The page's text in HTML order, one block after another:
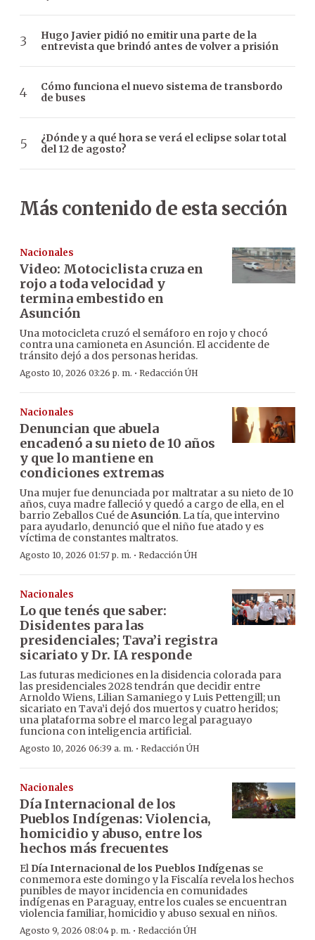
Hugo Javier pidió no emitir una parte de la
entrevista que brindó antes de volver a prisión
Cómo funciona el nuevo sistema de transbordo
de buses
¿Dónde y a qué hora se verá el eclipse solar total
del 12 de agosto?
Más contenido de esta sección
Nacionales
Video: Motociclista cruza en
rojo a toda velocidad y
termina embestido en
Asunción
Una motocicleta cruzó el semáforo en rojo y chocó
contra una camioneta en Asunción. El accidente de
tránsito dejó a dos personas heridas.
Agosto 10, 2026 03:26 p. m. · Redacción ÚH
Nacionales
Denuncian que abuela
encadenó a su nieto de 10 años
y que lo mantiene en
condiciones extremas
Una mujer fue denunciada por maltratar a su nieto de 10
años, cuya madre falleció y quedó a cargo de ella, en el
barrio Zeballos Cué deAsunción. La tía, que intervino
para ayudarlo, denunció que el niño fue atado y es
víctima de constantes maltratos.
Agosto 10, 2026 01:57 p. m. · Redacción ÚH
Nacionales
Lo que tenés que saber:
Disidentes para las
presidenciales; Tava’i registra
sicariato y Dr. IA responde
Las futuras mediciones en la disidencia colorada para
las presidenciales 2028 tendrán que decidir entre
Arnoldo Wiens, Lilian Samaniego y Luis Pettengill; un
sicariato en Tava’i dejó dos muertos y cuatro heridos;
una plataforma sobre el marco legal paraguayo
funciona con inteligencia artificial.
Agosto 10, 2026 06:39 a. m. · Redacción ÚH
Nacionales
Día Internacional de los
Pueblos Indígenas: Violencia,
homicidio y abuso, entre los
hechos más frecuentes
El Día Internacional de los Pueblos Indígenas se
conmemora este domingo y la Fiscalía revela los hechos
punibles de mayor incidencia en comunidades
indígenas en Paraguay, entre los cuales se encuentran
violencia familiar, homicidio y abuso sexual en niños.
Agosto 9, 2026 08:04 p. m. · Redacción ÚH